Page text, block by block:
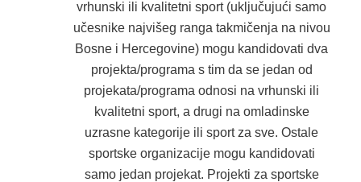
vrhunski ili kvalitetni sport (uključujući samo
učesnike najvišeg ranga takmičenja na nivou
Bosne i Hercegovine) mogu kandidovati dva
projekta/programa s tim da se jedan od
projekata/programa odnosi na vrhunski ili
kvalitetni sport, a drugi na omladinske
uzrasne kategorije ili sport za sve. Ostale
sportske organizacije mogu kandidovati
samo jedan projekat. Projekti za sportske